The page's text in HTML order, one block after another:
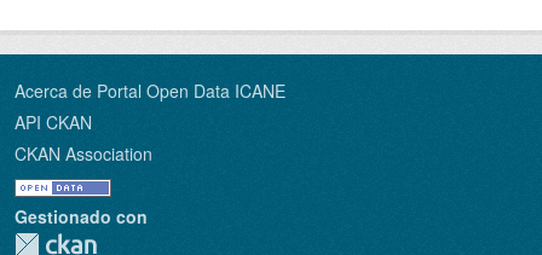
Acerca de Portal Open Data ICANE
API CKAN
CKAN Association
Gestionado con